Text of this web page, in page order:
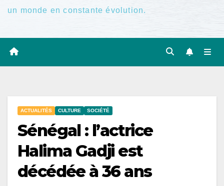
un monde en constante évolution.
ACTUALITÉS CULTURE SOCIÉTÉ
Sénégal : l’actrice
Halima Gadji est
décédée à 36 ans